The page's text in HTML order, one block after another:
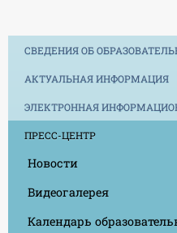
СВЕДЕНИЯ ОБ
АКТУАЛЬНАЯ ИНФОРМАЦИЯ
ЭЛЕКТРОННАЯ
ПРЕСС-ЦЕНТР
Новости
Видеогалерея
Календарь